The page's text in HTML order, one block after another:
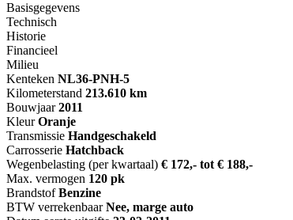
Basisgegevens
Technisch
Historie
Financieel
Milieu
Kenteken NL36-PNH-5
Kilometerstand 213.610 km
Bouwjaar 2011
Kleur Oranje
Transmissie Handgeschakeld
Carrosserie Hatchback
Wegenbelasting (per kwartaal) € 172,- tot € 188,-
Max. vermogen 120 pk
Brandstof Benzine
BTW verrekenbaar Nee, marge auto